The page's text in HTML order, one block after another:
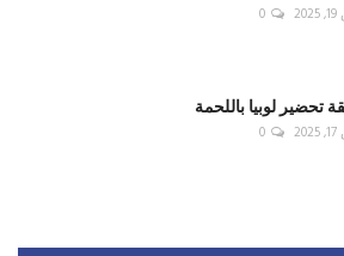
0
تحضير لوبيا باللحمة
0